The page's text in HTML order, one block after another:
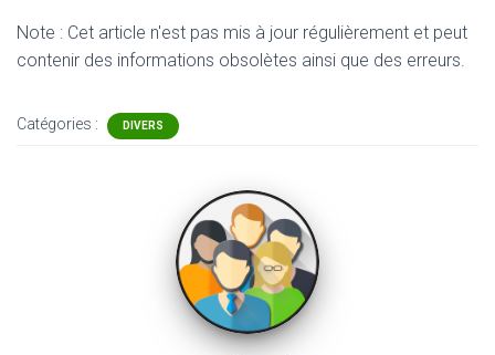
Note : Cet article n'est pas mis à jour régulièrement et peut
contenir des informations obsolètes ainsi que des erreurs.
Catégories : DIVERS